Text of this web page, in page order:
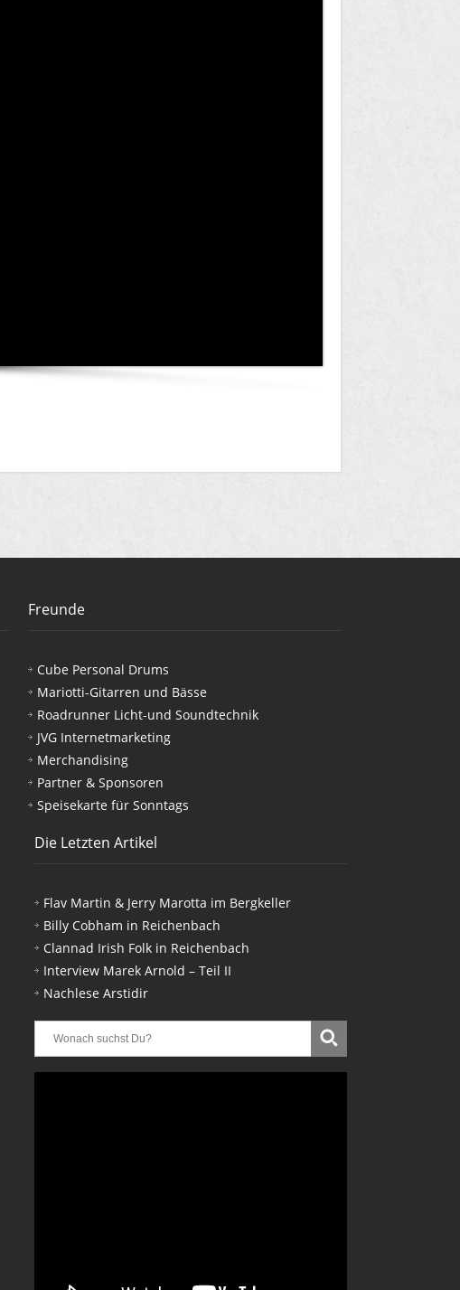
Freunde
Cube Personal Drums
Mariotti-Gitarren und Bässe
Roadrunner Licht-und Soundtechnik
JVG Internetmarketing
Merchandising
Partner & Sponsoren
Speisekarte für Sonntags
Die Letzten Artikel
Flav Martin & Jerry Marotta im Bergkeller
Billy Cobham in Reichenbach
Clannad Irish Folk in Reichenbach
Interview Marek Arnold – Teil II
Nachlese Arstidir